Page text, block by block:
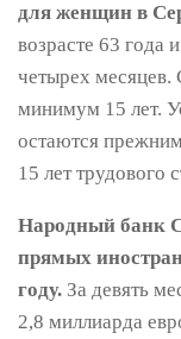
для женщин в
возрасте 63 года
четырех месяцев.
минимум 15 лет.
остаются
15 лет трудового
Народный банк
прямых
году. За девять
2,8 миллиарда